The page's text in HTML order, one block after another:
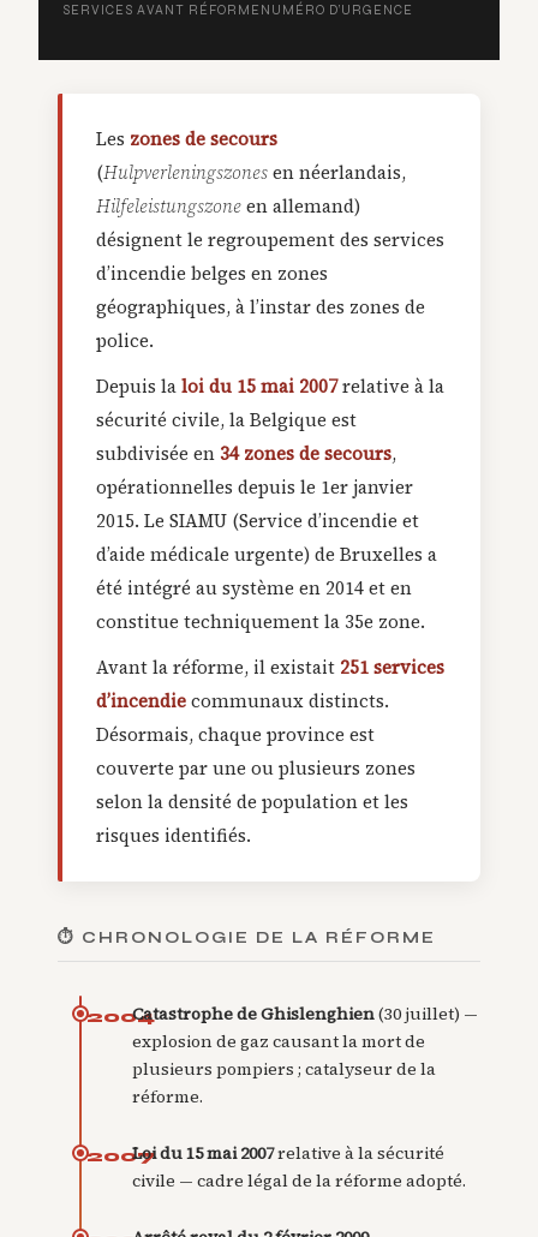
SERVICES AVANT RÉFORME NUMÉRO D’URGENCE
Les zones de secours
(Hulpverleningszonesen néerlandais,
Hilfeleistungszoneen allemand)
désignent le regroupement des services
d’incendie belges en zones
géographiques, à l’instar des zones de
police.
Depuis laloi du 15 mai 2007relative à la
sécurité civile, la Belgique est
subdivisée en34 zones de secours,
opérationnelles depuis le 1er janvier
2015. Le SIAMU (Service d’incendie et
d’aide médicale urgente) de Bruxelles a
été intégré au système en 2014 et en
constitue techniquement la 35e zone.
Avant la réforme, il existait 251 services
d’incendiecommunaux distincts.
Désormais, chaque province est
couverte par une ou plusieurs zones
selon la densité de population et les
risques identifiés.
⏱ CHRONOLOGIE DE LA RÉFORME
2004Catastrophe de Ghislenghien(30 juillet) —
explosion de gaz causant la mort de
plusieurs pompiers ; catalyseur de la
réforme.
2007Loi du 15 mai 2007relative à la sécurité
civile — cadre légal de la réforme adopté.